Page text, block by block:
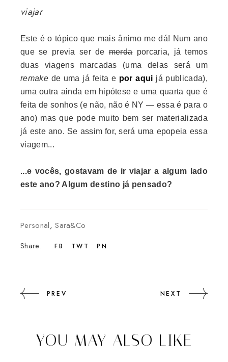
viajar
Este é o tópico que mais ânimo me dá! Num ano
que se previa ser demerdaporcaria, já temos
duas viagens marcadas (uma delas será um
remakede uma já feita e por aqui já publicada),
uma outra ainda em hipótese e uma quarta que é
feita de sonhos (e não, não é NY — essa é para o
ano) mas que pode muito bem ser materializada
já este ano. Se assim for, será uma epopeia essa
viagem...
...e vocês, gostavam de ir viajar a algum lado
este ano? Algum destino já pensado?
Personal,Sara&Co
Share:
FB TWT PN
PREV NEXT
YOU MAY ALSO LIKE